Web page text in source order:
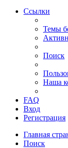
Ссылки
Темы
Поиск
Наша
FAQ
Вход
Регистрация
Главная
Поиск